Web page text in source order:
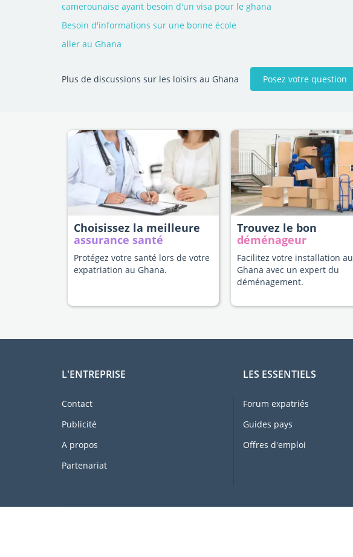
camerounaise ayant besoin d'un visa pour le ghana
Besoin d'informations sur une bonne école
aller au Ghana
Plus de discussions sur les loisirs au Ghana Posez votre question
Choisissez la meilleure
assurance santé
Protégez votre santé lors de votre
expatriation au Ghana.
Trouvez le bon
déménageur
Facilitez votre installation au
Ghana avec un expert du
déménagement.
L'ENTREPRISE
Contact
Publicité
A propos
Partenariat
LES ESSENTIELS
Forum expatriés
Guides pays
Offres d'emploi